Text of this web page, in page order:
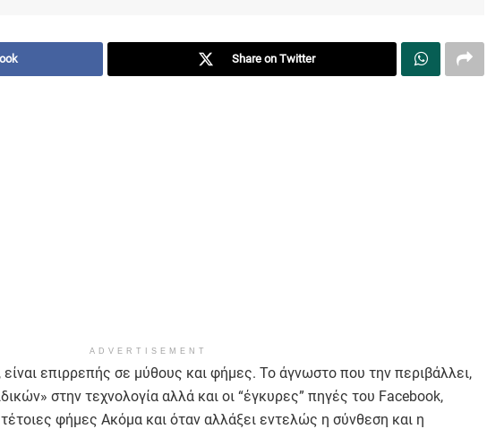
Share on Twitter
ADVERTISEMENT
είναι επιρρεπής σε μύθους και φήμες. Το άγνωστο που την περιβάλλει,
στην τεχνολογία αλλά και οι “έγκυρες” πηγές του Facebook,
φήμες Ακόμα και όταν αλλάξει εντελώς η σύνθεση και η